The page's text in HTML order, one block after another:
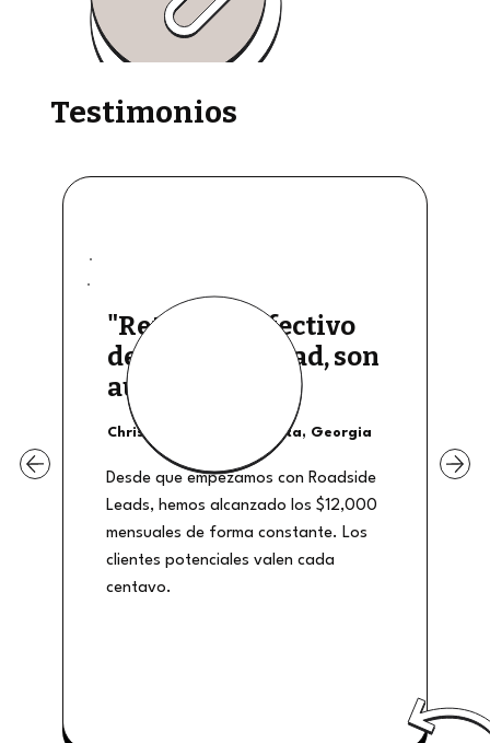
Testimonios
"Retiros de efectivo
de buena calidad, son
auténticos"
Christian Shields - Atlanta, Georgia
Desde que empezamos con Roadside
Leads, hemos alcanzado los $12,000
mensuales de forma constante. Los
clientes potenciales valen cada
centavo.